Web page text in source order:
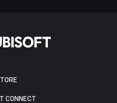
CONNECT